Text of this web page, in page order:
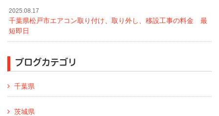
2025.08.17
千葉県松戸市エアコン取り付け、取り外し、移設工事の料金 最
短即日
ブログカテゴリ
千葉県
茨城県